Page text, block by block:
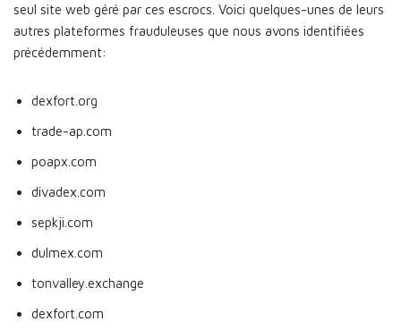
seul site web géré par ces escrocs. Voici quelques-unes de leurs
autres plateformes frauduleuses que nous avons identifiées
précédemment:
dexfort.org
trade-ap.com
poapx.com
divadex.com
sepkji.com
dulmex.com
tonvalley.exchange
dexfort.com